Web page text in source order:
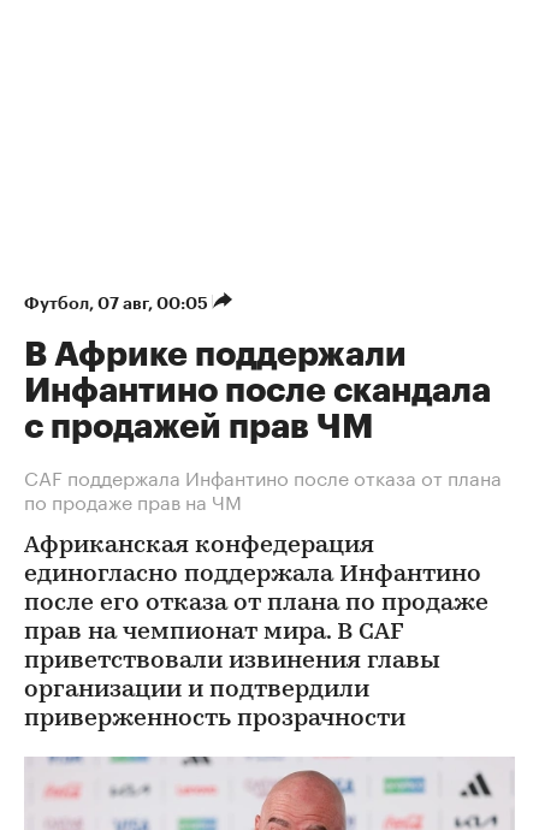
Футбол⁠, 07 авг, 00:05
В Африке поддержали
Инфантино после скандала
с продажей прав ЧМ
СAF поддержала Инфантино после отказа от плана
по продаже прав на ЧМ
Африканская конфедерация
единогласно поддержала Инфантино
после его отказа от плана по продаже
прав на чемпионат мира. В CAF
приветствовали извинения главы
организации и подтвердили
приверженность прозрачности